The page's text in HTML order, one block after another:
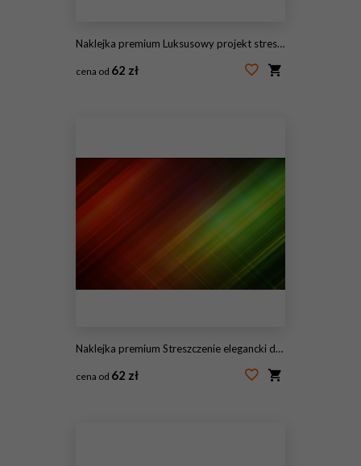
Naklejka premium Luksusowy projekt streszczenie
cena od 62 zł
Naklejka premium Streszczenie elegancki design
cena od 62 zł